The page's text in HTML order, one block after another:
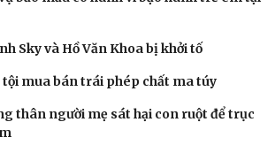
ngon
Nhà đẹp
Tình yêu - Gia đình
Sky và Hồ Văn Khoa bị khởi tố
tội mua bán trái phép chất ma túy
thân người mẹ sát hại con ruột để trục